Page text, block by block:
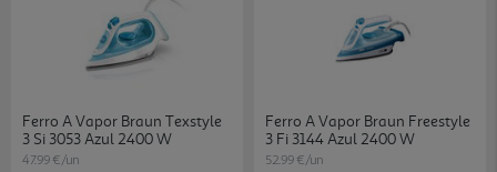
Ferro A Vapor Braun Texstyle
3 Si 3053 Azul 2400 W
47.99 €/un
Ferro A Vapor Braun Freestyle
3 Fi 3144 Azul 2400 W
52.99 €/un